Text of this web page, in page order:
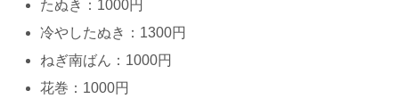
たぬき：1000円
冷やしたぬき：1300円
ねぎ南ばん：1000円
花巻：1000円